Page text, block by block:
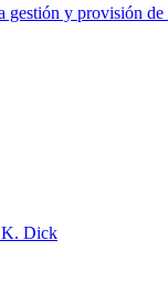
y provisión
K. Dick